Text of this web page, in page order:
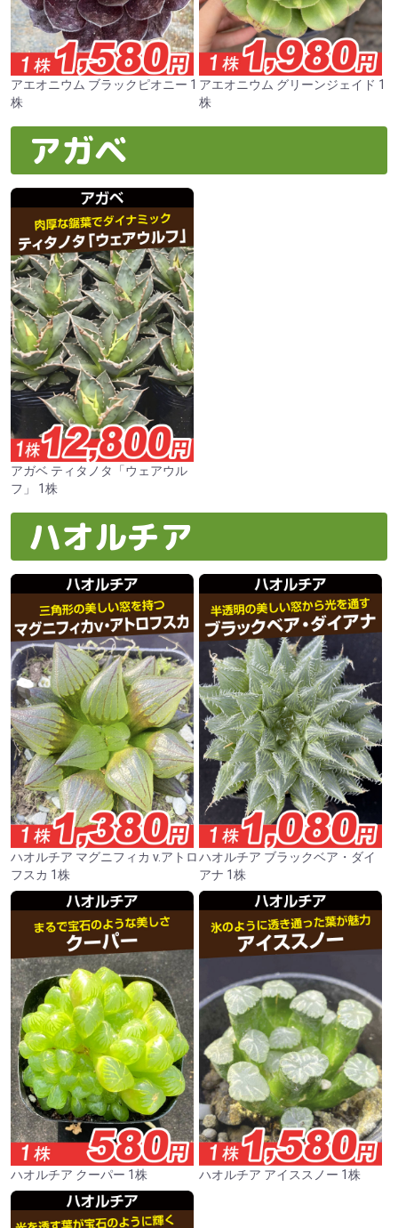
アエオニウム ブラックピオニー 1
株
アエオニウム グリーンジェイド 1
株
アガベ
アガベ ティタノタ「ウェアウル
フ」 1株
ハオルチア
ハオルチア マグニフィカ v.アトロ
フスカ 1株
ハオルチア ブラックベア・ダイ
アナ 1株
ハオルチア クーパー 1株 ハオルチア アイススノー 1株